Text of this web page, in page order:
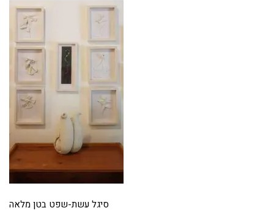
סיגל עשת-שפט בטן מלאה